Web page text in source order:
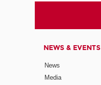
NEWS & EVENTS
News
Media